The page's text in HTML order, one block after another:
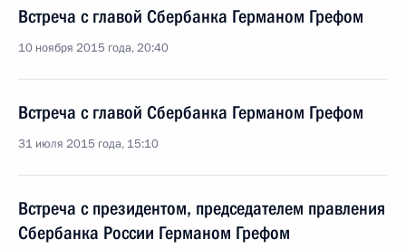
Встреча с главой Сбербанка Германом Грефом
10 ноября 2015 года, 20:40
Встреча с главой Сбербанка Германом Грефом
31 июля 2015 года, 15:10
Встреча с президентом, председателем правления
Сбербанка России Германом Грефом